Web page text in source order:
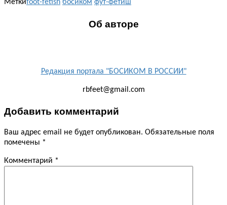
Меткиfoot-fetish босиком фут-фетиш
Об авторе
Редакция портала "БОСИКОМ В РОССИИ"
rbfeet@gmail.com
Добавить комментарий
Ваш адрес email не будет опубликован. Обязательные поля
помечены *
Комментарий *